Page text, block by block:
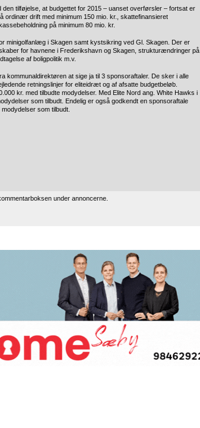
tilføjelse, at budgettet for 2015 – uanset overførsler – fortsat er
drift med minimum 150 mio. kr., skattefinansieret
på minimum 80 mio. kr.
minigolfanlæg i Skagen samt kystsikring ved Gl. Skagen. Der er
for havnene i Frederikshavn og Skagen, strukturændringer på
af boligpolitik m.v.
kommunaldirektøren at sige ja til 3 sponsoraftaler. De sker i alle
retningslinjer for eliteidræt og af afsatte budgetbeløb.
kr. med tilbudte modydelser. Med Elite Nord ang. White Hawks i
som tilbudt. Endelig er også godkendt en sponsoraftale
som tilbudt.
under annoncerne.